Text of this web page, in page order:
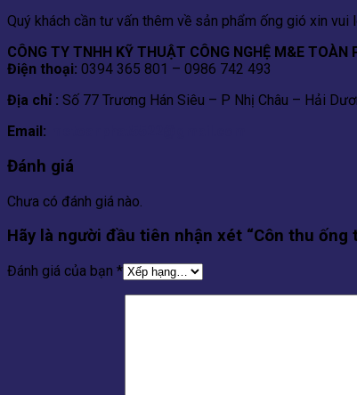
Quý khách cần tư vấn thêm về sản phẩm ống gió xin vui
CÔNG TY TNHH KỸ THUẬT CÔNG NGHỆ M&E TOÀN
Điện thoại: 0394 365 801 – 0986 742 493
Địa chỉ : Số 77 Trương Hán Siêu – P Nhị Châu – Hải
Email:
Đánh giá
Chưa có đánh giá nào.
Hãy là người đầu tiên nhận xét “Côn thu ống
Đánh giá của bạn *